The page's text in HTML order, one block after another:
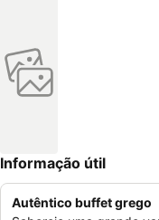
Informação útil
Autêntico buffet grego